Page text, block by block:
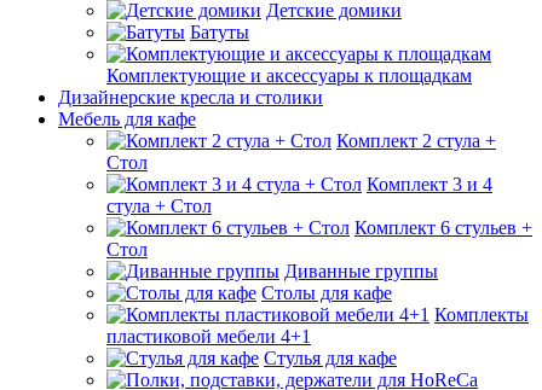
Детские домики
Батуты
Комплектующие и аксессуары к площадкам
Дизайнерские кресла и столики
Мебель для кафе
Комплект 2 стула +
Стол
Комплект 3 и 4
стула + Стол
Комплект 6 стульев +
Стол
Диванные группы
Столы для кафе
Комплекты
пластиковой мебели 4+1
Стулья для кафе